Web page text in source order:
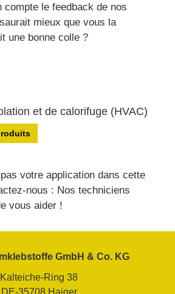
compte le feedback de nos
mieux que vous la
une bonne colle ?
et de calo­ri­fuge (HVAC)
votre application dans cette
nous : Nos techniciens
vous aider !
GmbH & Co. KG
Kalteiche-Ring 38
DE-35708 Haiger